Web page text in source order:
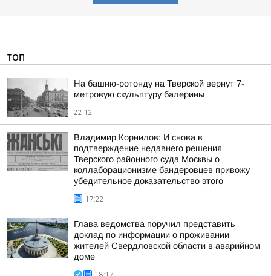
ТОП
На башню-ротонду на Тверской вернут 7-
метровую скульптуру балерины
22:12
Владимир Корнилов: И снова в
подтверждение недавнего решения
Тверского районного суда Москвы о
коллаборационизме бандеровцев привожу
убедительное доказательство этого
17:22
Глава ведомства поручил представить
доклад по информации о проживании
жителей Свердловской области в аварийном
доме